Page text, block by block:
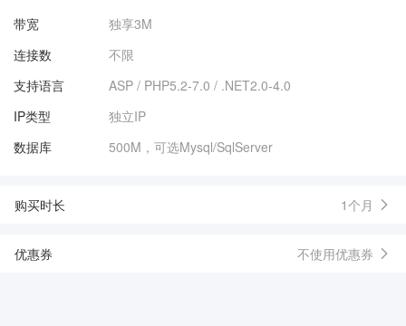
带宽
独享3M
连接数
不限
支持语言
ASP / PHP5.2-7.0 / .NET2.0-4.0
IP类型
独立IP
数据库
500M，可选Mysql/SqlServer
购买时长 1个月
优惠券 不使用优惠券